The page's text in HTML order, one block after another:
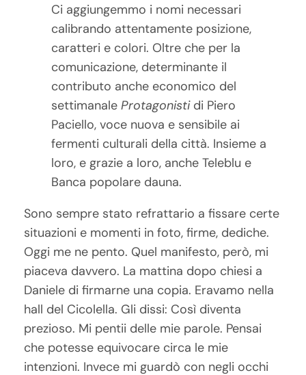
Ci aggiungemmo i nomi necessari
calibrando attentamente posizione,
caratteri e colori. Oltre che per la
comunicazione, determinante il
contributo anche economico del
settimanaleProtagonistidi Piero
Paciello, voce nuova e sensibile ai
fermenti culturali della città. Insieme a
loro, e grazie a loro, anche Teleblu e
Banca popolare dauna.
Sono sempre stato refrattario a fissare certe
situazioni e momenti in foto, firme, dediche.
Oggi me ne pento. Quel manifesto, però, mi
piaceva davvero. La mattina dopo chiesi a
Daniele di firmarne una copia. Eravamo nella
hall del Cicolella. Gli dissi: Così diventa
prezioso. Mi pentii delle mie parole. Pensai
che potesse equivocare circa le mie
intenzioni. Invece mi guardò con negli occhi